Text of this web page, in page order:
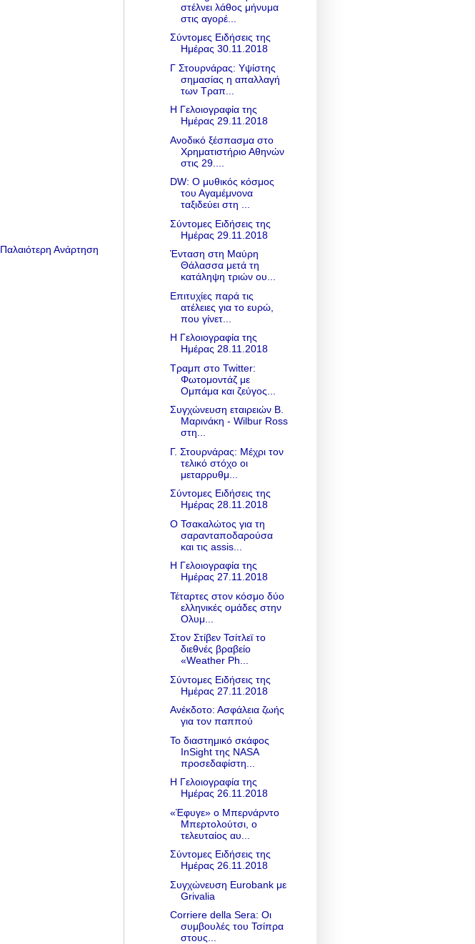
Παλαιότερη Ανάρτηση
στέλνει λάθος μήνυμα
στις αγορέ...
Σύντομες Ειδήσεις της
Ημέρας 30.11.2018
Γ Στουρνάρας: Υψίστης
σημασίας η απαλλαγή
των Τραπ...
Η Γελοιογραφία της
Ημέρας 29.11.2018
Ανοδικό ξέσπασμα στο
Χρηματιστήριο Αθηνών
στις 29....
DW: O μυθικός κόσμος
του Αγαμέμνονα
ταξιδεύει στη ...
Σύντομες Ειδήσεις της
Ημέρας 29.11.2018
Ένταση στη Μαύρη
Θάλασσα μετά τη
κατάληψη τριών ου...
Επιτυχίες παρά τις
ατέλειες για το ευρώ,
που γίνετ...
Η Γελοιογραφία της
Ημέρας 28.11.2018
Τραμπ στο Twitter:
Φωτομοντάζ με
Ομπάμα και ζεύγος...
Συγχώνευση εταιρειών Β.
Μαρινάκη - Wilbur Ross
στη...
Γ. Στουρνάρας: Μέχρι τον
τελικό στόχο οι
μεταρρυθμ...
Σύντομες Ειδήσεις της
Ημέρας 28.11.2018
Ο Τσακαλώτος για τη
σαρανταποδαρούσα
και τις assis...
Η Γελοιογραφία της
Ημέρας 27.11.2018
Τέταρτες στον κόσμο δύο
ελληνικές ομάδες στην
Ολυμ...
Στον Στίβεν Τσίτλεϊ το
διεθνές βραβείο
«Weather Ph...
Σύντομες Ειδήσεις της
Ημέρας 27.11.2018
Ανέκδοτο: Ασφάλεια ζωής
για τον παππού
Το διαστημικό σκάφος
InSight της NASA
προσεδαφίστη...
Η Γελοιογραφία της
Ημέρας 26.11.2018
«Έφυγε» ο Μπερνάρντο
Μπερτολούτσι, ο
τελευταίος αυ...
Σύντομες Ειδήσεις της
Ημέρας 26.11.2018
Συγχώνευση Eurobank με
Grivalia
Corriere della Sera: Οι
συμβουλές του Τσίπρα
στους...